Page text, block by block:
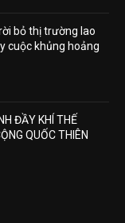
bỏ thị trường lao
cuộc khủng hoảng
ĐẦY KHÍ THẾ
QUỐC THIÊN